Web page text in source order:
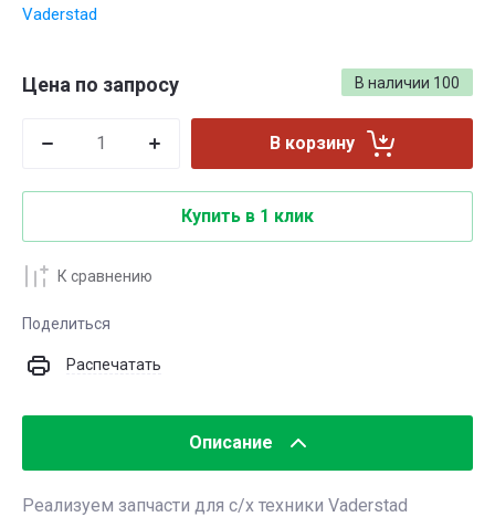
Vaderstad
В наличии 100
Цена по запросу
В корзину
Купить в 1 клик
К сравнению
Поделиться
Распечатать
Описание
Реализуем запчасти для с/х техники Vaderstad